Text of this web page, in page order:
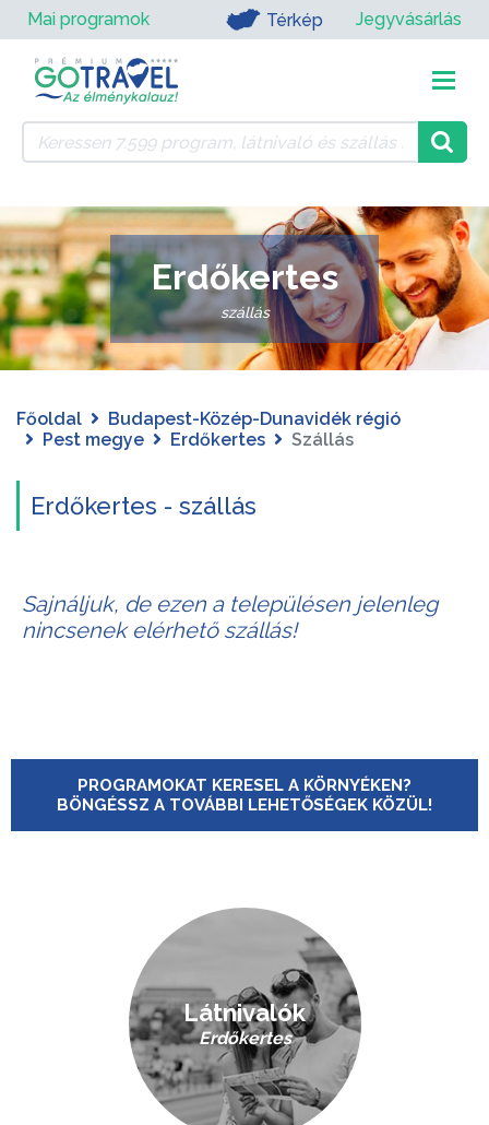
Mai programok Térkép Jegyvásárlás
Erdőkertes
szállás
Főoldal
Budapest-Közép-Dunavidék régió
Pest megye
Erdőkertes Szállás
Erdőkertes - szállás
Sajnáljuk, de ezen a településen jelenleg
nincsenek elérhető szállás!
PROGRAMOKAT KERESEL A KÖRNYÉKEN?
BÖNGÉSSZ A TOVÁBBI LEHETŐSÉGEK KÖZÜL!
Látnivalók
Erdőkertes